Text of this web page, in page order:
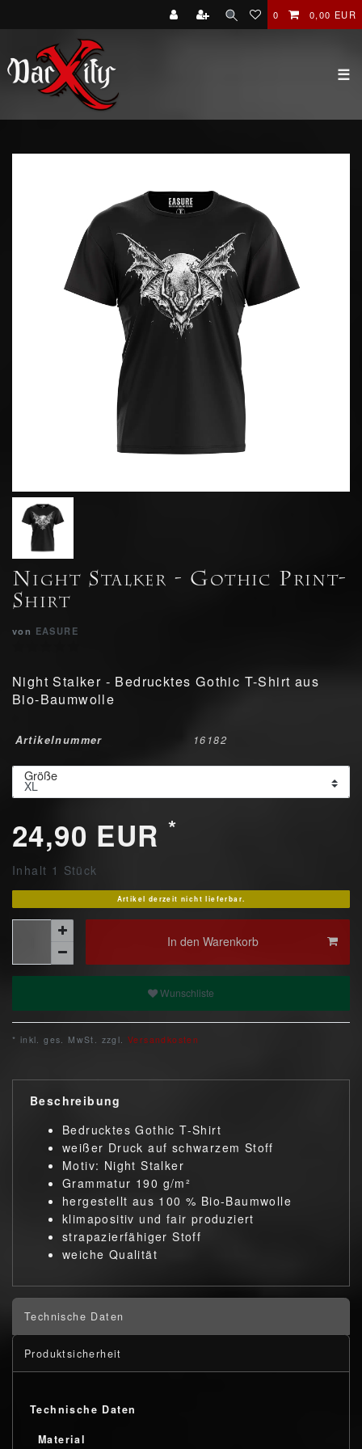
0 0,00 EUR
☰
Night Stalker - Gothic Print-
Shirt
von EASURE
Night Stalker - Bedrucktes Gothic T-Shirt aus
Bio-Baumwolle
Artikelnummer 16182
Größe
24,90 EUR *
Inhalt 1 Stück
Artikel derzeit nicht lieferbar.
In den Warenkorb
Wunschliste
* inkl. ges. MwSt. zzgl. Versandkosten
Beschreibung
Bedrucktes Gothic T-Shirt
weißer Druck auf schwarzem Stoff
Motiv: Night Stalker
Grammatur 190 g/m²
hergestellt aus 100 % Bio-Baumwolle
klimapositiv und fair produziert
strapazierfähiger Stoff
weiche Qualität
Technische Daten
Produktsicherheit
Technische Daten
Material